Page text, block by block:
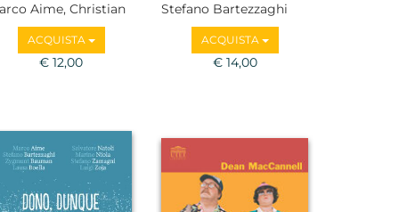
Aime, Christian
Adriano
Alberto
Anna
Zoletto
ACQUISTA
€ 12,00
Stefano Bartezzaghi
ACQUISTA
€ 14,00